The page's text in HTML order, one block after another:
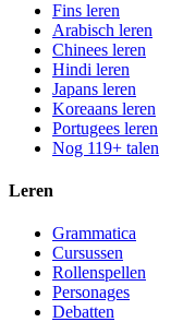
Fins leren
Arabisch leren
Chinees leren
Hindi leren
Japans leren
Koreaans leren
Portugees leren
Nog 119+ talen
Leren
Grammatica
Cursussen
Rollenspellen
Personages
Debatten